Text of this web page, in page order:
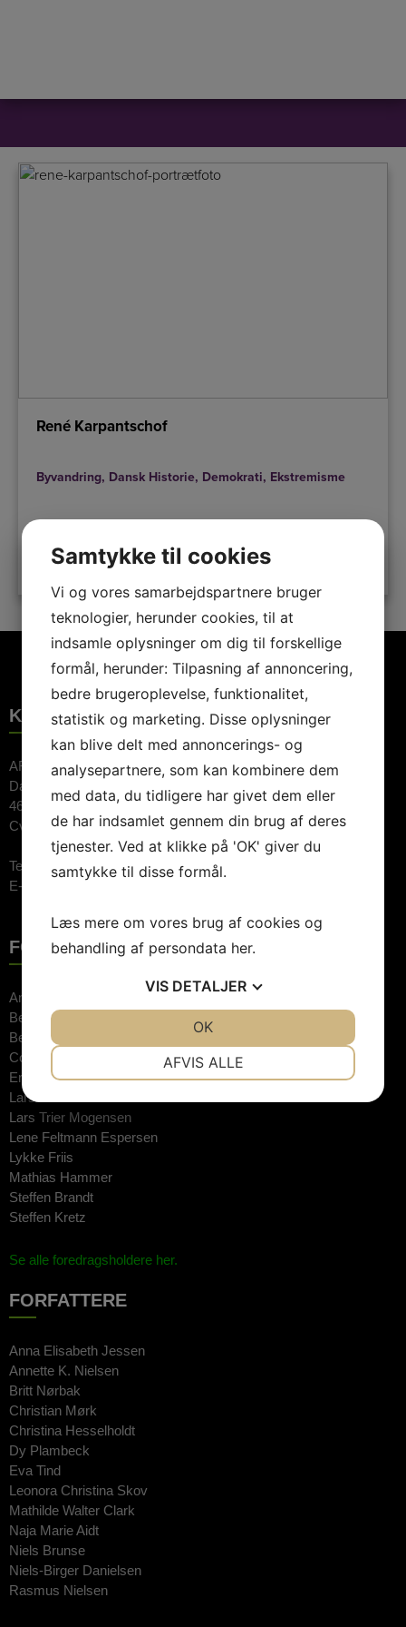
René Karpantschof
Byvandring, Dansk Historie, Demokrati, Ekstremisme
LÆS MERE
KONTAKTINFORMATION
ARTE Booking ApS
Dalvej 11
4690 Haslev
Cvr.nr: 26744520
Telefon:3848 1400 (09.00-15.00)
E-mail:
FOREDRAGSHOLDERE
Anne Hjernøe
Bente Klarlund
Bertel Haarder
Connie Hedegaard
Erkan Özden
Lars Findsen
Lars Trier Mogensen
Lene Feltmann Espersen
Lykke Friis
Mathias Hammer
Steffen Brandt
Steffen Kretz
Se alle foredragsholdere her.
FORFATTERE
Anna Elisabeth Jessen
Annette K. Nielsen
Britt Nørbak
Christian Mørk
Christina Hesselholdt
Dy Plambeck
Eva Tind
Leonora Christina Skov
Mathilde Walter Clark
Naja Marie Aidt
Niels Brunse
Niels-Birger Danielsen
Rasmus Nielsen
Samtykke til cookies
Vi og vores samarbejdspartnere bruger
teknologier, herunder cookies, til at
indsamle oplysninger om dig til forskellige
formål, herunder: Tilpasning af annoncering,
bedre brugeroplevelse, funktionalitet,
statistik og marketing. Disse oplysninger
kan blive delt med annoncerings- og
analysepartnere, som kan kombinere dem
med data, du tidligere har givet dem eller
de har indsamlet gennem din brug af deres
tjenester. Ved at klikke på 'OK' giver du
samtykke til disse formål.
Læs mere om vores brug af cookies og
behandling af persondata her.
VIS DETALJER
MARKETING
AFVIS ALLE
OK